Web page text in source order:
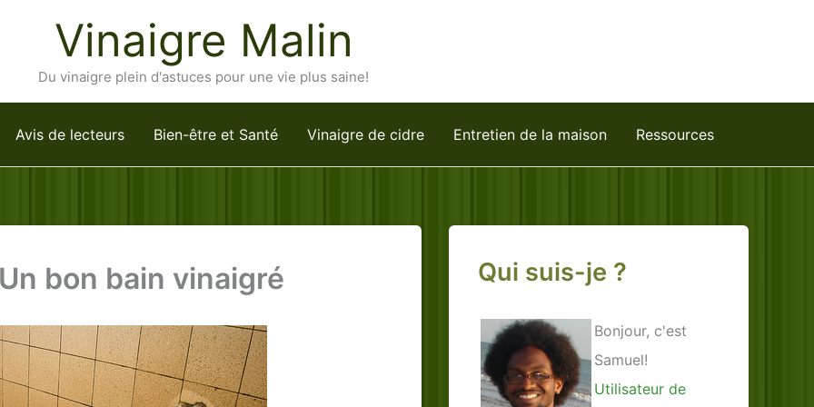
Vinaigre Malin
Du vinaigre plein d'astuces pour une vie plus saine!
Avis de lecteurs Bien-être et Santé Vinaigre de cidre Entretien de la maison Ressources
bon bain vinaigré Qui suis-je ?
Bonjour, c'est
Samuel!
Utilisateur de